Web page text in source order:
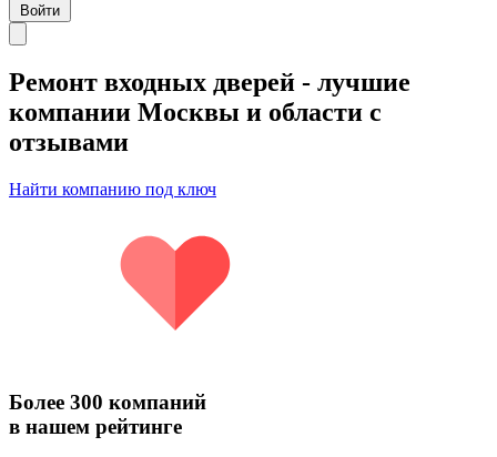
Войти
Ремонт входных дверей - лучшие
компании Москвы и области с
отзывами
Найти компанию под ключ
Более 300 компаний
в нашем рейтинге